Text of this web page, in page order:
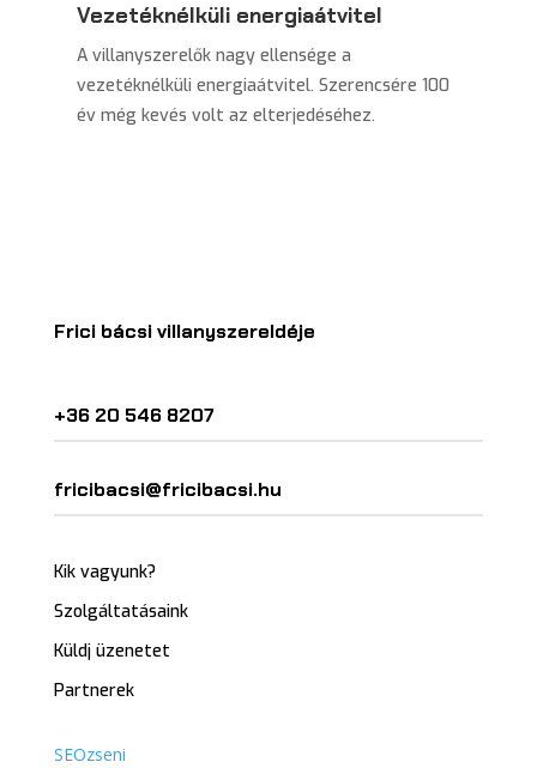
Vezetéknélküli energiaátvitel
A villanyszerelők nagy ellensége a
vezetéknélküli energiaátvitel. Szerencsére 100
év még kevés volt az elterjedéséhez.
Frici bácsi villanyszereldéje
+36 20 546 8207
fricibacsi@fricibacsi.hu
Kik vagyunk?
Szolgáltatásaink
Küldj üzenetet
Partnerek
SEOzseni